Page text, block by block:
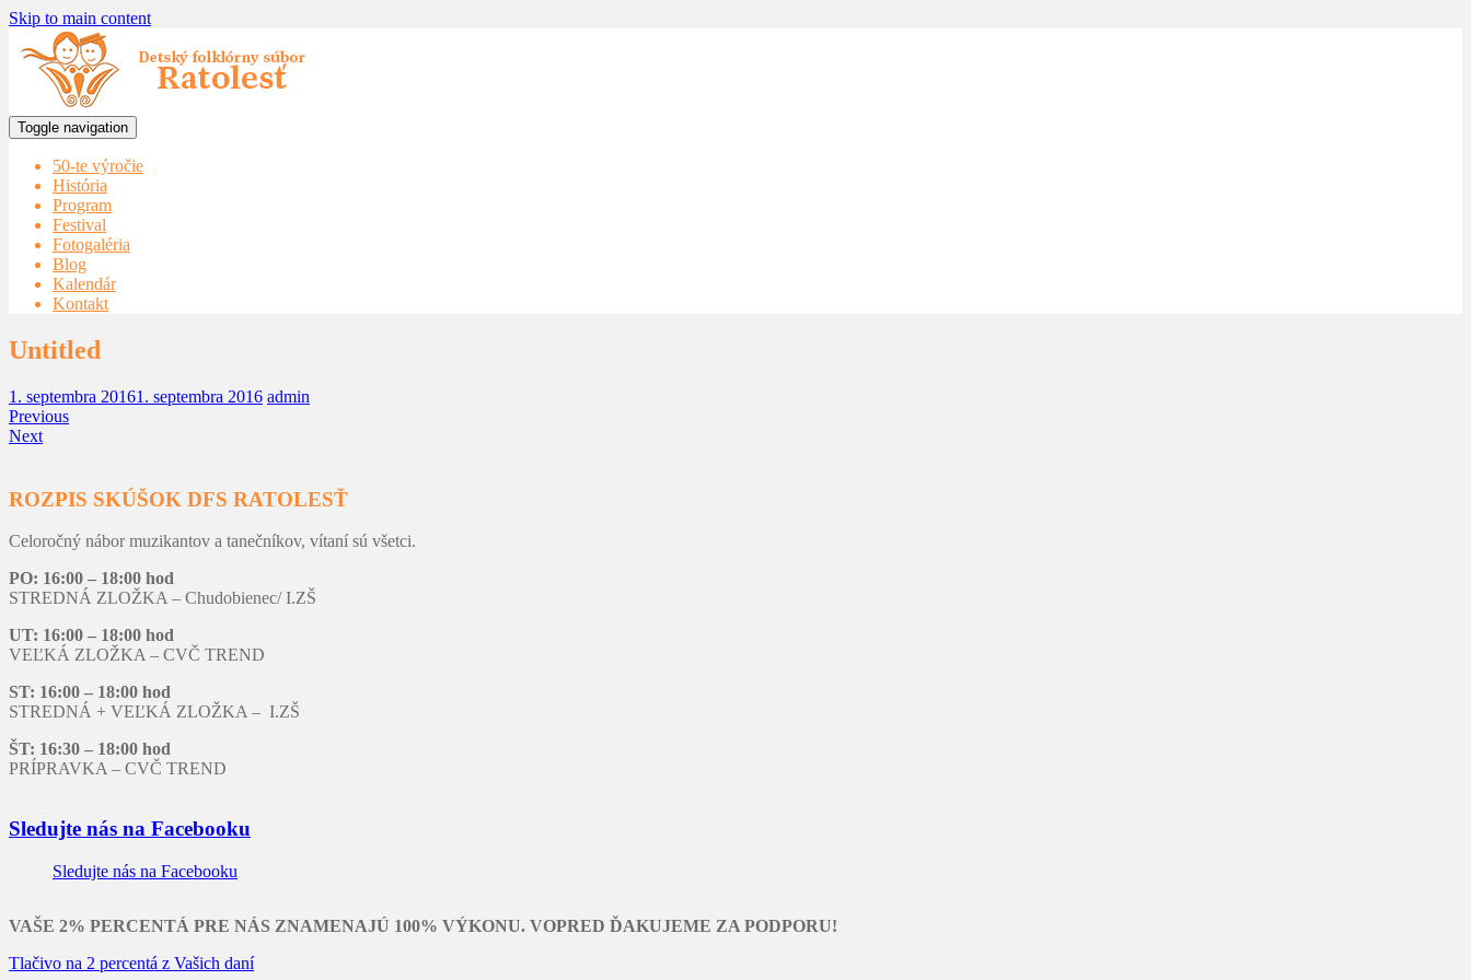
Skip to main content
Toggle navigation
50-te výročie
História
Program
Festival
Fotogaléria
Blog
Kalendár
Kontakt
Untitled
1. septembra 20161. septembra 2016 admin
Previous
Next
ROZPIS SKÚŠOK DFS RATOLESŤ
Celoročný nábor muzikantov a tanečníkov, vítaní sú všetci.
PO: 16:00 – 18:00 hod
STREDNÁ ZLOŽKA – Chudobienec/ I.ZŠ
UT: 16:00 – 18:00 hod
VEĽKÁ ZLOŽKA – CVČ TREND
ST: 16:00 – 18:00 hod
STREDNÁ + VEĽKÁ ZLOŽKA – I.ZŠ
ŠT: 16:30 – 18:00 hod
PRÍPRAVKA – CVČ TREND
Sledujte nás na Facebooku
Sledujte nás na Facebooku
VAŠE 2% PERCENTÁ PRE NÁS ZNAMENAJÚ 100% VÝKONU. VOPRED ĎAKUJEME ZA PODPORU!
Tlačivo na 2 percentá z Vašich daní